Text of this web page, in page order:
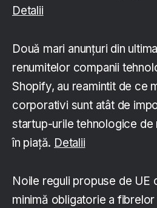
Detalii
Două mari anunțuri din
renumitelor companii
Shopify, au reamintit de ce
corporativi sunt atât de
startup-urile tehnologice de
în piață. Detalii
Noile reguli propuse de UE
minimă obligatorie a